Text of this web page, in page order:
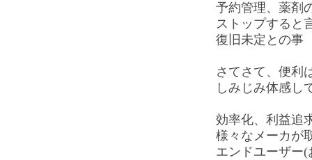
予約管理、薬剤
ストップすると
復旧未定との事
さてさて、便利
しみじみ体感
効率化、利益追
様々なメーカが
エンドユーザー